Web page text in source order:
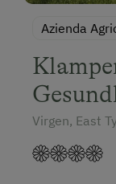
Azienda
Virgen, East